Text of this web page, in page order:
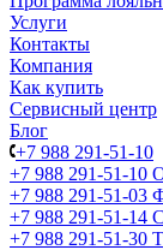
Услуги
Контакты
Компания
Как купить
Сервисный центр
Блог
+7 988 291-51-10
+7 988 291-51-10
+7 988 291-51-03
+7 988 291-51-14
+7 988 291-51-30